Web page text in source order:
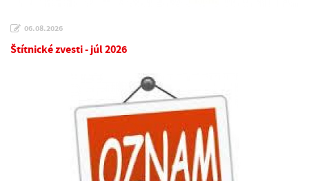
06.08.2026
Štítnické zvesti - júl 2026